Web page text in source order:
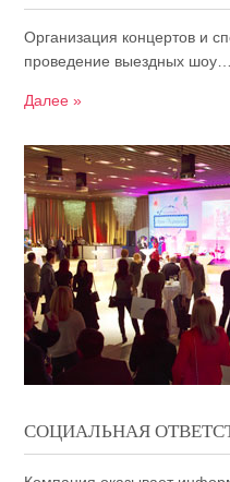
Организация концертов и
проведение выездных шоу…
Далее »
СОЦИАЛЬНАЯ